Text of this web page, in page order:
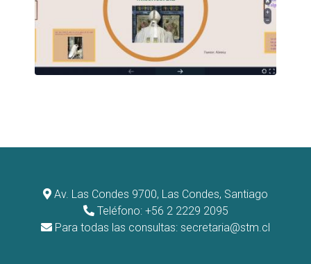
Av. Las Condes 9700, Las Condes, Santiago
Teléfono: +56 2 2229 2095
Para todas las consultas: secretaria@stm.cl